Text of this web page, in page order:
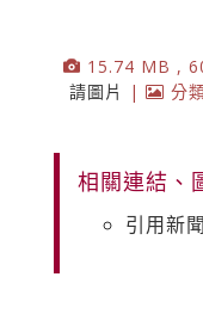
15.74 MB ,
請圖片
| 分
相關連結、
引用新